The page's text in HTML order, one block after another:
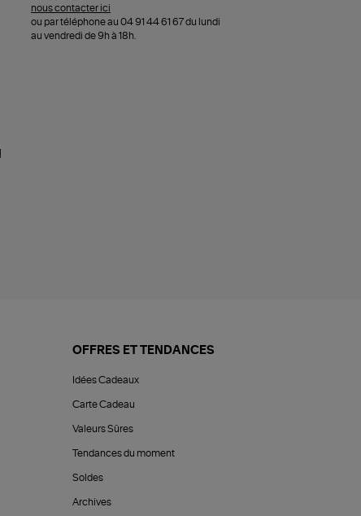
nous contacter ici
ou par téléphone au 04 91 44 61 67 du lundi
au vendredi de 9h à 18h.
OFFRES ET TENDANCES
Idées Cadeaux
Carte Cadeau
Valeurs Sûres
Tendances du moment
Soldes
Archives